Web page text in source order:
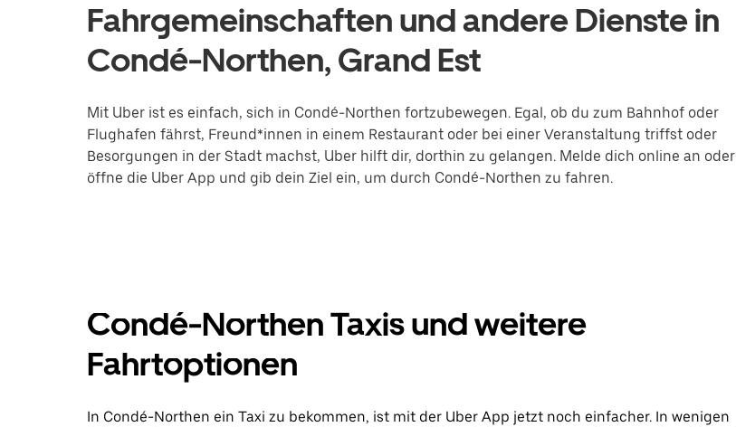
Fahrgemeinschaften und andere Dienste in
Condé-Northen, Grand Est
Mit Uber ist es einfach, sich in Condé-Northen fortzubewegen. Egal, ob du zum Bahnhof oder
Flughafen fährst, Freund*innen in einem Restaurant oder bei einer Veranstaltung triffst oder
Besorgungen in der Stadt machst, Uber hilft dir, dorthin zu gelangen. Melde dich online an oder
öffne die Uber App und gib dein Ziel ein, um durch Condé-Northen zu fahren.
Condé-Northen Taxis und weitere
Fahrtoptionen
In Condé-Northen ein Taxi zu bekommen, ist mit der Uber App jetzt noch einfacher. In wenigen